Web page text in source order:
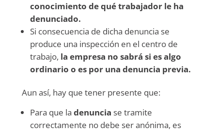
conocimiento de qué trabajador le ha
denunciado.
Si consecuencia de dicha denuncia se
produce una inspección en el centro de
trabajo, la empresa no sabrá si es algo
ordinario o es por una denuncia previa.
Aun así, hay que tener presente que:
Para que la denuncia se tramite
correctamente no debe ser anónima, es